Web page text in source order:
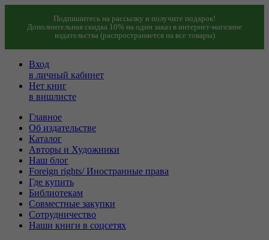
Подпишитесь на рассылку и получите подарок!
Дополнительная скидка 10% на один заказ в интернет-магазине
издательства (распространяется на все товары)
Вход
в личный кабинет
Нет книг
в вишлисте
Главное
Об издательстве
Каталог
Авторы и Художники
Наш блог
Foreign rights/ Иностранные права
Где купить
Библиотекам
Совместные закупки
Сотрудничество
Наши книги в соцсетях